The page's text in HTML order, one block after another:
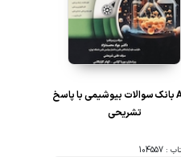
AGK بانک سوالات بیوشیمی با پاسخ
تشریحی
104557